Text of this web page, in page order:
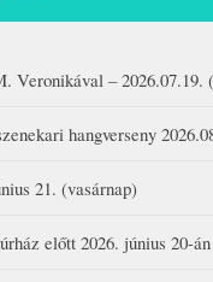
Veronikával – 2026.07.19.
hangverseny
21. (vasárnap)
előtt 2026. június 20-